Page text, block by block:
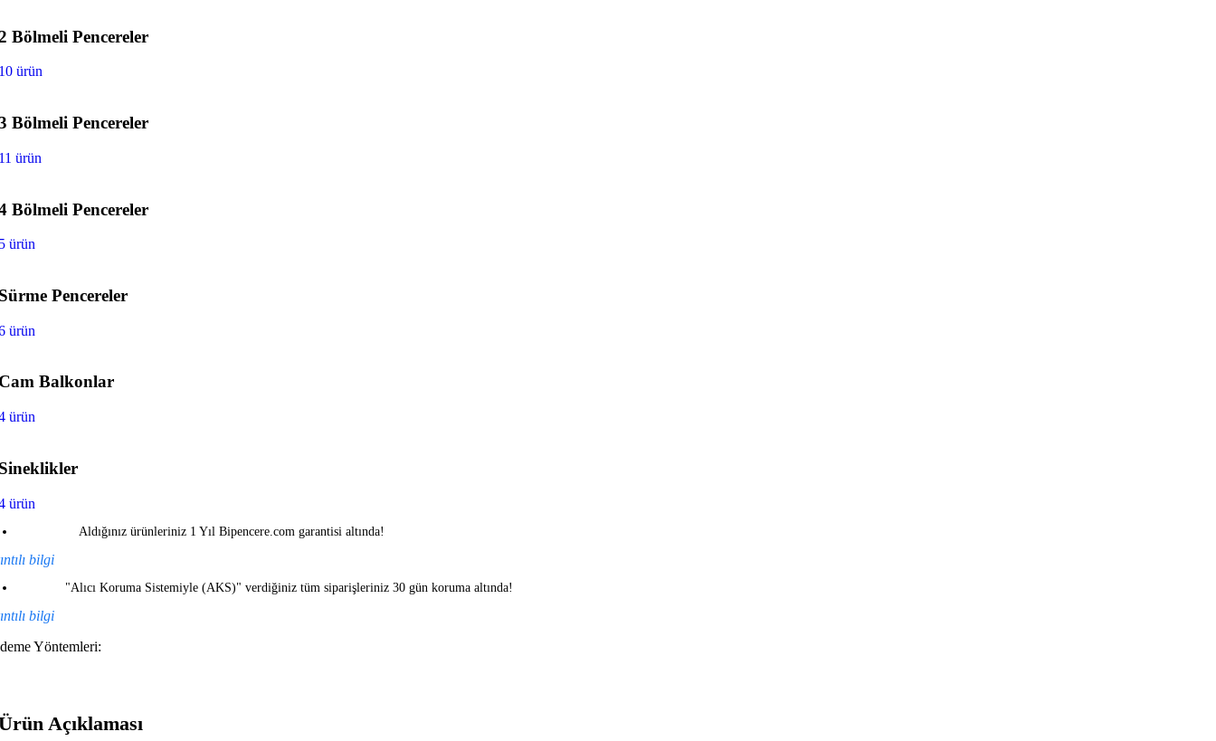
Bölmeli Pencereler
ürün
Bölmeli Pencereler
ürün
Bölmeli Pencereler
ürün
Pencereler
ürün
Balkonlar
ürün
ürün
Aldığınız ürünleriniz 1 Yıl Bipencere.com garantisi altında!
bilgi
"Alıcı Koruma Sistemiyle (AKS)" verdiğiniz tüm siparişleriniz 30 gün koruma altında!
bilgi
Yöntemleri:
Açıklaması